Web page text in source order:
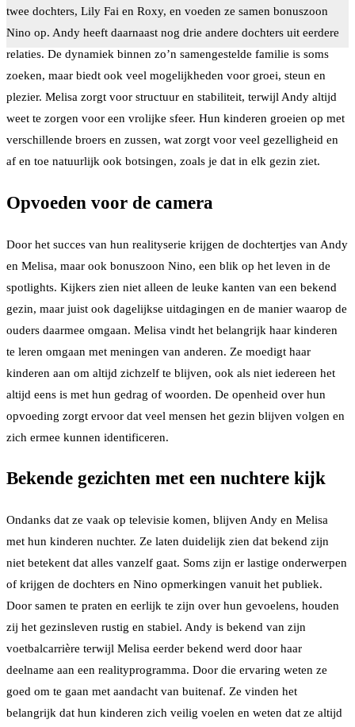
twee dochters, Lily Fai en Roxy, en voeden ze samen bonuszoon
Nino op. Andy heeft daarnaast nog drie andere dochters uit eerdere
relaties. De dynamiek binnen zo’n samengestelde familie is soms
zoeken, maar biedt ook veel mogelijkheden voor groei, steun en
plezier. Melisa zorgt voor structuur en stabiliteit, terwijl Andy altijd
weet te zorgen voor een vrolijke sfeer. Hun kinderen groeien op met
verschillende broers en zussen, wat zorgt voor veel gezelligheid en
af en toe natuurlijk ook botsingen, zoals je dat in elk gezin ziet.
Opvoeden voor de camera
Door het succes van hun realityserie krijgen de dochtertjes van Andy
en Melisa, maar ook bonuszoon Nino, een blik op het leven in de
spotlights. Kijkers zien niet alleen de leuke kanten van een bekend
gezin, maar juist ook dagelijkse uitdagingen en de manier waarop de
ouders daarmee omgaan. Melisa vindt het belangrijk haar kinderen
te leren omgaan met meningen van anderen. Ze moedigt haar
kinderen aan om altijd zichzelf te blijven, ook als niet iedereen het
altijd eens is met hun gedrag of woorden. De openheid over hun
opvoeding zorgt ervoor dat veel mensen het gezin blijven volgen en
zich ermee kunnen identificeren.
Bekende gezichten met een nuchtere kijk
Ondanks dat ze vaak op televisie komen, blijven Andy en Melisa
met hun kinderen nuchter. Ze laten duidelijk zien dat bekend zijn
niet betekent dat alles vanzelf gaat. Soms zijn er lastige onderwerpen
of krijgen de dochters en Nino opmerkingen vanuit het publiek.
Door samen te praten en eerlijk te zijn over hun gevoelens, houden
zij het gezinsleven rustig en stabiel. Andy is bekend van zijn
voetbalcarrière terwijl Melisa eerder bekend werd door haar
deelname aan een realityprogramma. Door die ervaring weten ze
goed om te gaan met aandacht van buitenaf. Ze vinden het
belangrijk dat hun kinderen zich veilig voelen en weten dat ze altijd